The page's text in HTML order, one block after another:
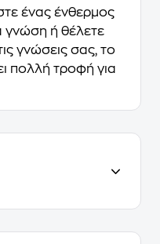
ένας ένθερμος
γνώση ή θέλετε
γνώσεις σας, το
πολλή τροφή για